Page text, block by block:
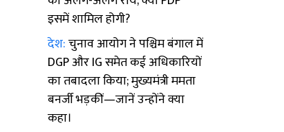
इसमें शामिल होगी?
देश:चुनाव आयोग ने पश्चिम बंगाल में
DGP और IG समेत कई अधिकारियों
का तबादला किया; मुख्यमंत्री ममता
बनर्जी भड़कीं—जानें उन्होंने क्या
कहा।